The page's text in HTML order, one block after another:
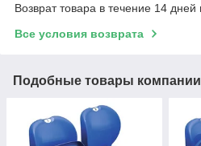
Возврат товара в течение 14 дней
Все условия возврата
Подобные товары компании